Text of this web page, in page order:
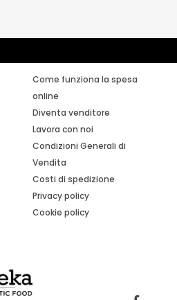
Come funziona la spesa
online
Diventa venditore
Lavora con noi
Condizioni Generali di
Vendita
Costi di spedizione
Privacy policy
Cookie policy